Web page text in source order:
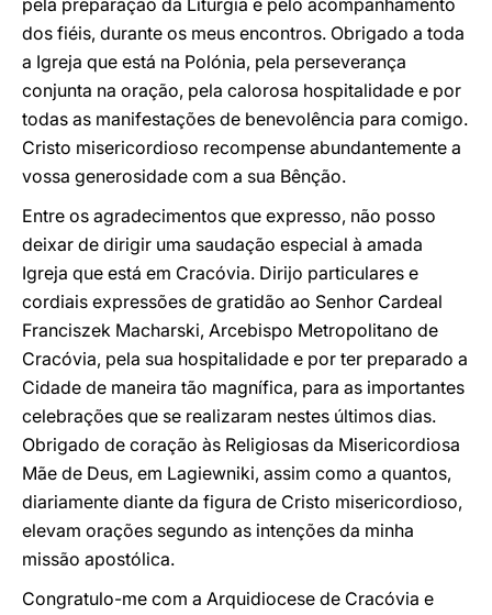
pela preparação da Liturgia e pelo acompanhamento
dos fiéis, durante os meus encontros. Obrigado a toda
a Igreja que está na Polónia, pela perseverança
conjunta na oração, pela calorosa hospitalidade e por
todas as manifestações de benevolência para comigo.
Cristo misericordioso recompense abundantemente a
vossa generosidade com a sua Bênção.
Entre os agradecimentos que expresso, não posso
deixar de dirigir uma saudação especial à amada
Igreja que está em Cracóvia. Dirijo particulares e
cordiais expressões de gratidão ao Senhor Cardeal
Franciszek Macharski, Arcebispo Metropolitano de
Cracóvia, pela sua hospitalidade e por ter preparado a
Cidade de maneira tão magnífica, para as importantes
celebrações que se realizaram nestes últimos dias.
Obrigado de coração às Religiosas da Misericordiosa
Mãe de Deus, em Lagiewniki, assim como a quantos,
diariamente diante da figura de Cristo misericordioso,
elevam orações segundo as intenções da minha
missão apostólica.
Congratulo-me com a Arquidiocese de Cracóvia e